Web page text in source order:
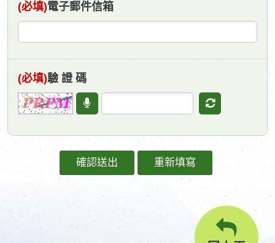
(必填)電子郵件信箱
(必填)驗 證 碼
語
証
更